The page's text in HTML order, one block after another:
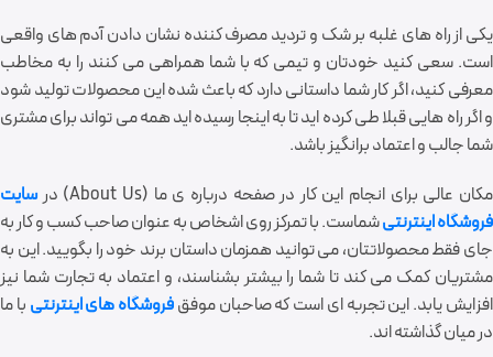
یکی از راه های غلبه بر شک و تردید مصرف کننده نشان دادن آدم های واقعی
است. سعی کنید خودتان و تیمی که با شما همراهی می کنند را به مخاطب
معرفی کنید، اگر کار شما داستانی دارد که باعث شده این محصولات تولید شود
و اگر راه هایی قبلا طی کرده اید تا به اینجا رسیده اید همه می تواند برای مشتری
شما جالب و اعتماد برانگیز باشد.
مکان عالی برای انجام این کار در صفحه درباره ی ما (About Us) در
سایت
فروشگاه اینترنتیشماست. با تمرکز روی اشخاص به عنوان صاحب کسب و کار به
جای فقط محصولاتتان، می توانید همزمان داستان برند خود را بگویید. این به
مشتریان کمک می کند تا شما را بیشتر بشناسند، و اعتماد به تجارت شما نیز
افزایش یابد. این تجربه ای است که صاحبان موفقفروشگاه های اینترنتی با ما
در میان گذاشته اند.